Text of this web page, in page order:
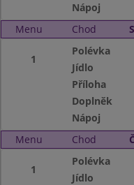
Nápoj
Menu
Chod
1
Polévka
Jídlo
Příloha
Doplněk
Nápoj
Menu
Chod
1
Polévka
Jídlo